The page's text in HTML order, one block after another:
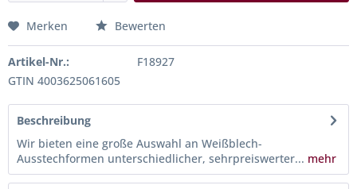
Merken Bewerten
Artikel-Nr.:
F18927
GTIN 4003625061605
Beschreibung
Wir bieten eine große Auswahl an Weißblech-
Ausstechformen unterschiedlicher, sehrpreiswerter... mehr